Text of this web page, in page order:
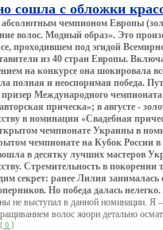
сошла с обложки
чемпионом Европы
волос. Модный образ». Это
проходившем под эгидой
из 40 стран Европы.
на конкурсе она шокировала
полная и неоспоримая победа.
Международного
прическа»; в августе -
в номинации «Свадебная
чемпионате Украины в
чемпионате на Кубок России
в десятку лучших мастеров
Стремительность в
секрет: ранее Лилия
Но победа далась нелегко.
не выступал в данной номинации.
волос жюри детально
[ 0 ]